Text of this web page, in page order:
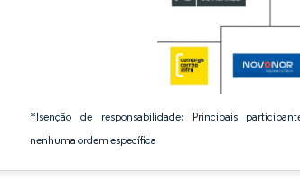
*Isenção de responsabilidade: Principais
nenhuma ordem específica